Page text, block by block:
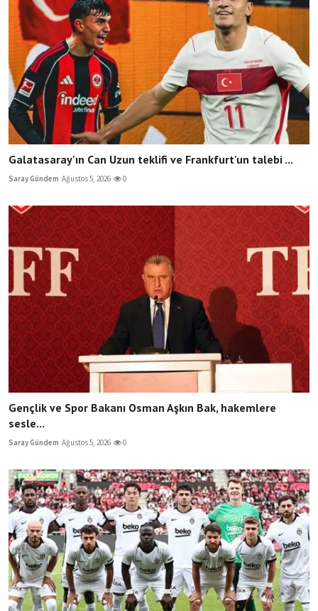
Galatasaray'ın Can Uzun teklifi ve Frankfurt'un talebi ...
Saray Gündem Ağustos 5, 2026 0
Gençlik ve Spor Bakanı Osman Aşkın Bak, hakemlere
sesle...
Saray Gündem Ağustos 5, 2026 0